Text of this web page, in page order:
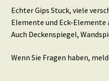
Echter Gips Stuck, viele
Elemente und Eck-
Auch Deckenspiegel,
Wenn Sie Fragen haben,